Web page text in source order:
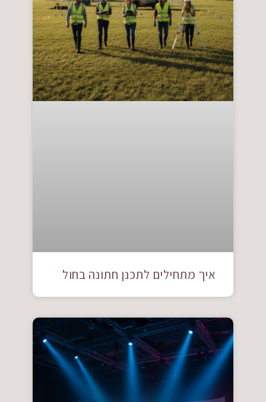
איך מתחילים לתכנן חתונה בחול